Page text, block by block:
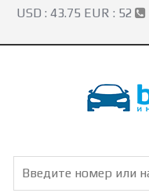
USD : 43.75 EUR : 52